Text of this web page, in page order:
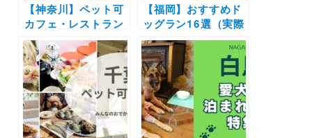
【神奈川】ペット可
カフェ・レストラン
30選 | 愛犬と一緒に
中華街の食べ放題や
アフタヌーンティー
を楽しもう♪
【福岡】おすすめド
ッグラン16選（実際
のおでかけレポ付
き）ドッグプールや
BBQ施設併設の施設
も！